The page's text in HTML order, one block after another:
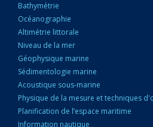
Bathymétrie
Océanographie
Altimétrie littorale
Niveau de la mer
Géophysique marine
Sédimentologie marine
Acoustique sous-marine
Physique de la mesure et techniques
Planification de l’espace maritime
Information nautique